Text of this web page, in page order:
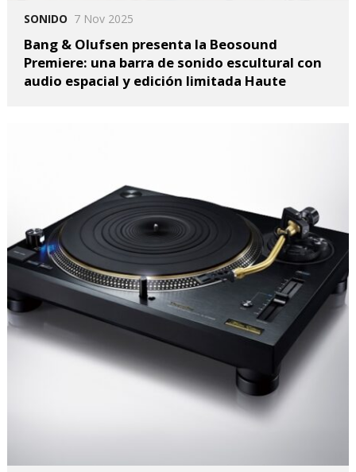
SONIDO 7 Nov 2025
Bang & Olufsen presenta la Beosound
Premiere: una barra de sonido escultural con
audio espacial y edición limitada Haute